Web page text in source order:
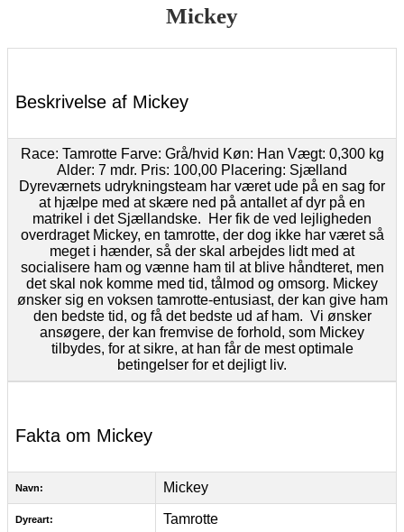
Mickey
Beskrivelse af Mickey
Race: Tamrotte Farve: Grå/hvid Køn: Han Vægt: 0,300 kg
Alder: 7 mdr. Pris: 100,00 Placering: Sjælland
Dyreværnets udrykningsteam har været ude på en sag for
at hjælpe med at skære ned på antallet af dyr på en
matrikel i det Sjællandske. Her fik de ved lejligheden
overdraget Mickey, en tamrotte, der dog ikke har været så
meget i hænder, så der skal arbejdes lidt med at
socialisere ham og vænne ham til at blive håndteret, men
det skal nok komme med tid, tålmod og omsorg. Mickey
ønsker sig en voksen tamrotte-entusiast, der kan give ham
den bedste tid, og få det bedste ud af ham. Vi ønsker
ansøgere, der kan fremvise de forhold, som Mickey
tilbydes, for at sikre, at han får de mest optimale
betingelser for et dejligt liv.
Fakta om Mickey
Navn: Mickey
Dyreart: Tamrotte